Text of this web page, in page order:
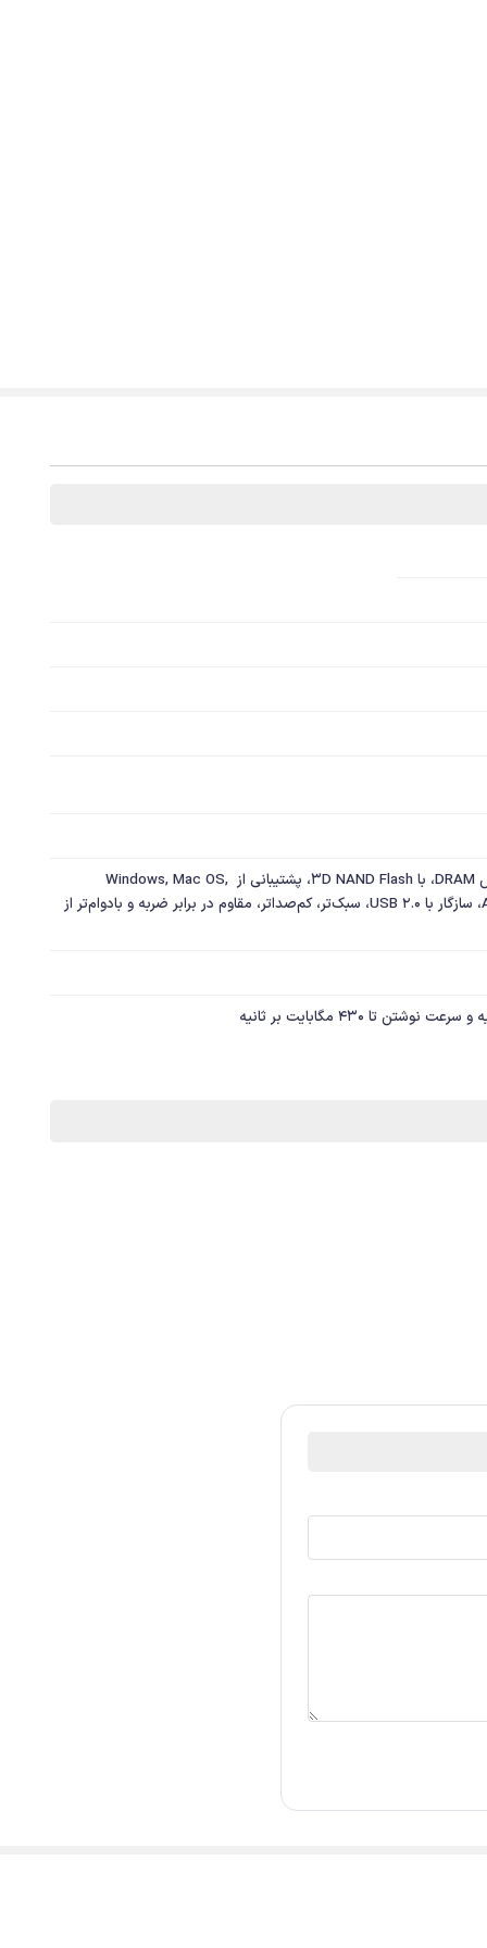
حافظه پنهان SLC هوشمند و بافر کش DRAM، با 3D NAND Flash، پشتیبانی از Windows, Mac OS,
Android, Xbox one, PS4 consoles، سازگار با USB 2.0، سبک‌تر، کم‌صداتر، مقاوم در برابر ضربه و بادوام‌تر از